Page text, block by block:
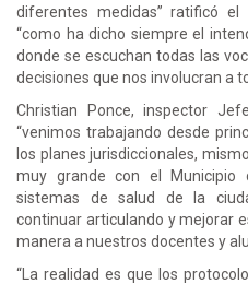
diferentes medidas” ratificó
“como ha dicho siempre el
donde se escuchan todas las
decisiones que nos involucran a
Christian Ponce, inspector
“venimos trabajando desde
los planes jurisdiccionales,
muy grande con el Municipio
sistemas de salud de la
continuar articulando y mejorar
manera a nuestros docentes y
“La realidad es que los